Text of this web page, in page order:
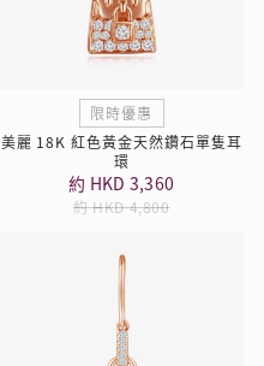
限時優惠
美麗 18K 紅色黃金天然鑽石單隻耳
環
約 HKD 3,360
約 HKD 4,800